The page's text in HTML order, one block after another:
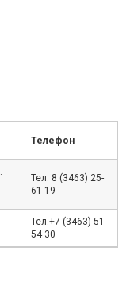
Телефон
Тел. 8 (3463) 25-
61-19
Тел.+7 (3463) 51
54 30